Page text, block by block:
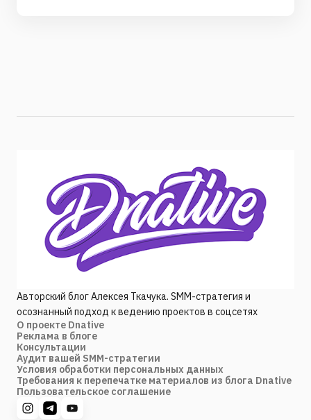
Авторский блог Алексея Ткачука. SMM-стратегия и
осознанный подход к ведению проектов в соцсетях
О проекте Dnative
Реклама в блоге
Консультации
Аудит вашей SMM-стратегии
Условия обработки персональных данных
Требования к перепечатке материалов из блога Dnative
Пользовательское соглашение